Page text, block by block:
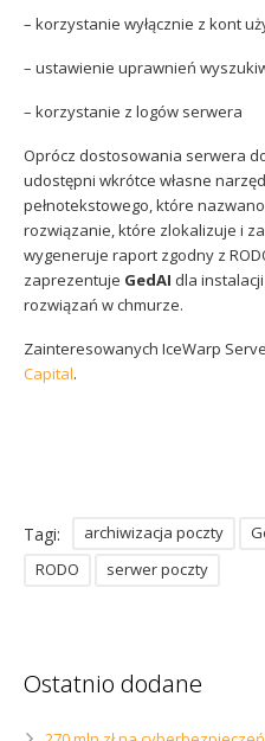
– korzystanie wyłącznie z kont
– ustawienie uprawnień
– korzystanie z logów serwera
Oprócz dostosowania serwera
udostępni wkrótce własne
pełnotekstowego, które nazwano
rozwiązanie, które zlokalizuje i
wygeneruje raport zgodny z
zaprezentuje GedAI dla
rozwiązań w chmurze.
Zainteresowanych IceWarp
Capital.
Tagi: archiwizacja poczty
RODO
serwer poczty
Ostatnio dodane